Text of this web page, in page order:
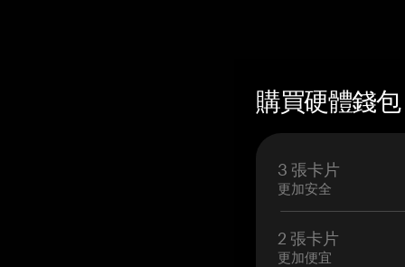
購買硬體錢
3 張卡片
更加安全
2 張卡片
更加便宜